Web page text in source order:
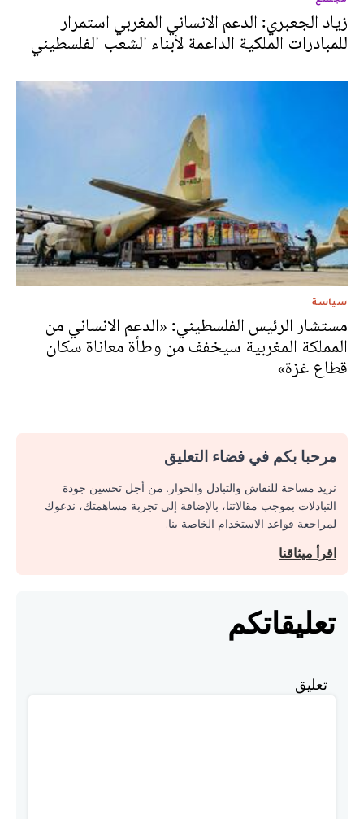
زياد الجعبري: الدعم الانساني المغربي استمرار
للمبادرات الملكية الداعمة لأبناء الشعب الفلسطيني
سياسة
مستشار الرئيس الفلسطيني: «الدعم الانساني من
المملكة المغربية سيخفف من وطأة معاناة سكان
قطاع غزة»
مرحبا بكم في فضاء التعليق
نريد مساحة للنقاش والتبادل والحوار. من أجل تحسين جودة
التبادلات بموجب مقالاتنا، بالإضافة إلى تجربة مساهمتك، ندعوك
لمراجعة قواعد الاستخدام الخاصة بنا.
اقرأ ميثاقنا
تعليقاتكم
تعليق